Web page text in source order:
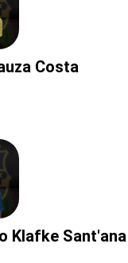
Costa
Klafke Sant'ana